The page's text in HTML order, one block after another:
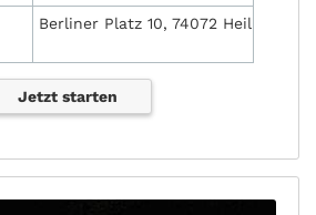
Berliner Platz 10, 74072 Heilbronn
Jetzt starten